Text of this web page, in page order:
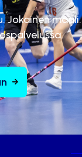
Jokainen maali.